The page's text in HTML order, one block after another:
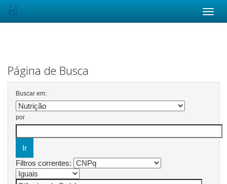
Página de Busca
Buscar em:
por
Filtros correntes: